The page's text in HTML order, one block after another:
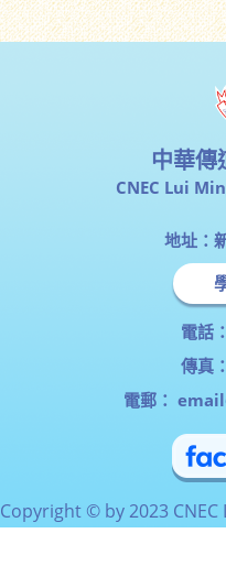
中華傳
CNEC Lui
地址：
電話
傳真
電郵：
Copyright © by 2023